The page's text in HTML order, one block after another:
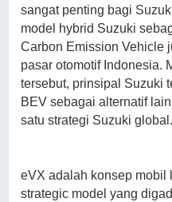
sangat penting bagi
model hybrid Suzuki
Carbon Emission Vehicle
pasar otomotif Indonesia.
tersebut, prinsipal Suzuki
BEV sebagai alternatif
satu strategi Suzuki global.
eVX adalah konsep mobil
strategic model yang